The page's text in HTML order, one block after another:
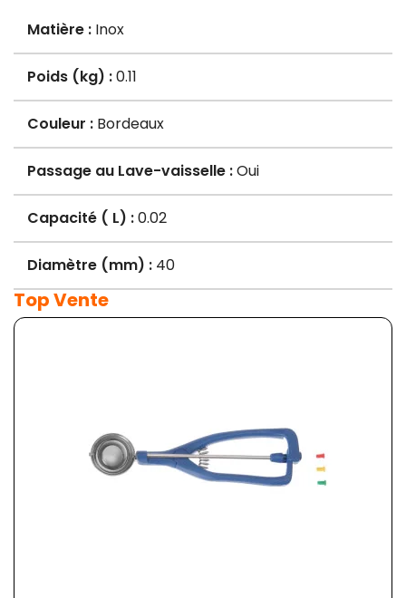
Matière : Inox
Poids (kg) :0.11
Couleur : Bordeaux
Passage au Lave-vaisselle :Oui
Capacité ( L) :0.02
Diamètre (mm) : 40
Top Vente